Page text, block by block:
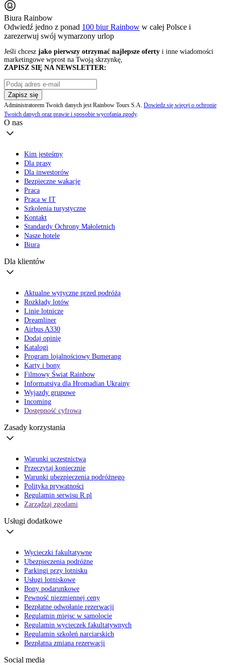
Biura Rainbow
Odwiedź jedno z ponad 100 biur Rainbow w całej Polsce i
zarezerwuj swój wymarzony urlop
Jeśli chcesz jako pierwszy otrzymać najlepsze oferty i inne wiadomości
marketingowe wprost na Twoją skrzynkę,
ZAPISZ SIĘ NA NEWSLETTER:
Zapisz się
Administratorem Twoich danych jest Rainbow Tours S.A. Dowiedz się więcej o ochronie
Twoich danych oraz prawie i sposobie wycofania zgody.
O nas
Kim jesteśmy
Dla prasy
Dla inwestorów
Bezpieczne wakacje
Praca
Praca w IT
Szkolenia turystyczne
Kontakt
Standardy Ochrony Małoletnich
Nasze hotele
Biura
Dla klientów
Aktualne wytyczne przed podróżą
Rozkłady lotów
Linie lotnicze
Dreamliner
Airbus A330
Dodaj opinię
Katalogi
Program lojalnościowy Bumerang
Karty i bony
Filmowy Świat Rainbow
Informatsiya dla Hromadian Ukrainy
Wyjazdy grupowe
Incoming
Dostępność cyfrowa
Zasady korzystania
Warunki uczestnictwa
Przeczytaj koniecznie
Warunki ubezpieczenia podróżnego
Polityka prywatności
Regulamin serwisu R.pl
Zarządzaj zgodami
Usługi dodatkowe
Wycieczki fakultatywne
Ubezpieczenia podróżne
Parkingi przy lotnisku
Usługi lotniskowe
Bony podarunkowe
Pewność niezmiennej ceny
Bezpłatne odwołanie rezerwacji
Regulamin miejsc w samolocie
Regulamin wycieczek fakultatywnych
Regulamin szkoleń narciarskich
Bezpłatna zmiana rezerwacji
Social media